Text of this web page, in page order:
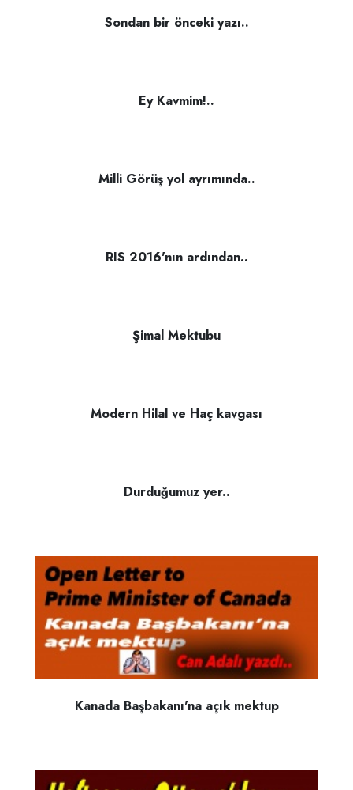
Sondan bir önceki yazı..
Ey Kavmim!..
Milli Görüş yol ayrımında..
RIS 2016'nın ardından..
Şimal Mektubu
Modern Hilal ve Haç kavgası
Durduğumuz yer..
Kanada Başbakanı'na açık mektup